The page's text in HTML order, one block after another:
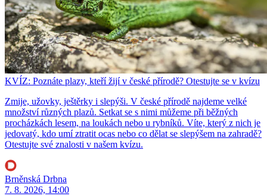
KVÍZ: Poznáte plazy, kteří žijí v české přírodě? Otestujte se v kvízu
Zmije, užovky, ještěrky i slepýši. V české přírodě najdeme velké
množství různých plazů. Setkat se s nimi můžeme při běžných
procházkách lesem, na loukách nebo u rybníků. Víte, který z nich je
jedovatý, kdo umí ztratit ocas nebo co dělat se slepýšem na zahradě?
Otestujte své znalosti v našem kvízu.
Brněnská Drbna
7. 8. 2026, 14:00